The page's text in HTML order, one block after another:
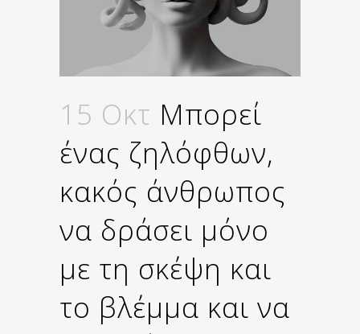
15 Οκτ Μπορεί
ένας ζηλόφθων,
κακός άνθρωπος
να δράσει μόνο
με τη σκέψη και
το βλέμμα και να